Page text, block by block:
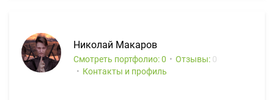
Николай Макаров
Смотреть портфолио: 0 Отзывы: 0
Контакты и профиль